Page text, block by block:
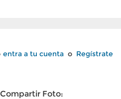
entra a tu cuenta o Regístrate
Compartir Foto: